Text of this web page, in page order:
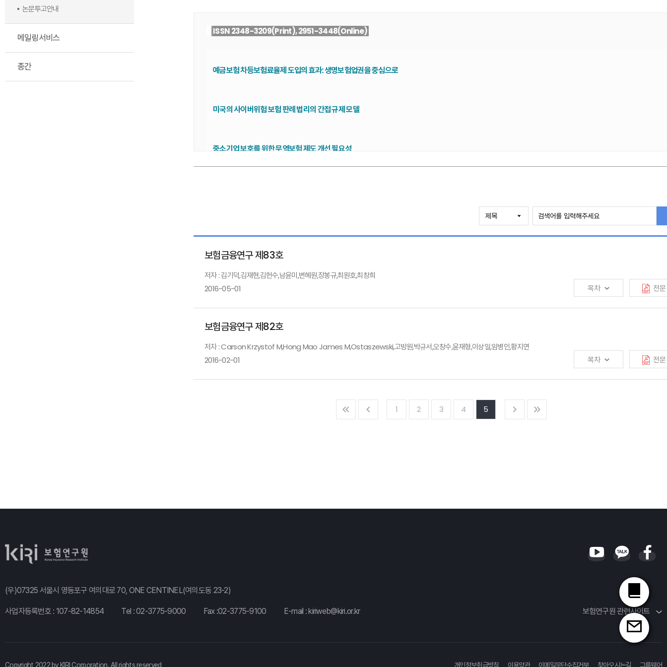
논문투고안내
메일링서비스
종간
ISSN 2348-3209(Print), 2951-3448(Online)
예금보험 차등보험료율제 도입의 효과: 생명보험업권을 중심으로
미국의 사이버위험 보험 판례 법리의 간접 규제 모델
중소기업 보호를 위한 무역보험 제도 개선 필요성
보험금융연구 제83호
저자 : 김기덕,김재현,김헌수,남윤미,변혜원,장봉규,최원호,최창희
2016-05-01
목차 전문
Households Debts and Financial Market Participation in Korea
생명보험산업의 연대적 성격에 관한 질적 연구
인구변화를 고려한 자동차보험 요율 최적화
보험금융연구 제82호
저자 : Carson Krzystof M,Hong Mao James M,Ostaszewski,고방원,박규서,오창수,윤재형,이상일,임병인,황지연
2016-02-01
목차 전문
소득계층별 위험금융자산투자의 결정요인 분석 1 2 3 4 5
(우)07325 서울시 영등포구 여의대로 70, ONE CENTINEL(여의도동 23-2)
사업자등록번호 : 107-82-14854 Tel :02-3775-9000 Fax :02-3775-9100 E-mail : kiriweb@kiri.or.kr 보험연구원 관련사이트
Copyright 2022 by KIRI Corporation. All rights reserved 개인정보취급방침 이용약관 이메일무단수집거부 찾아오시는길 그룹웨어